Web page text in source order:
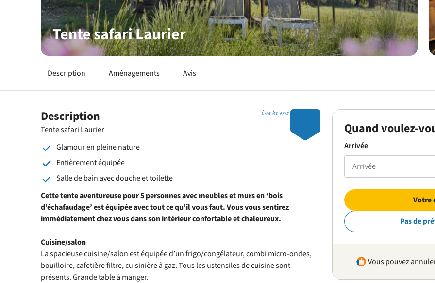
Tente safari Laurier
Description Aménagements Avis
Lire les avis
Description
Tente safari Laurier
Glamour en pleine nature
Entièrement équipée
Salle de bain avec douche et toilette
Cette tente aventureuse pour 5 personnes avec meubles et murs en ‘bois
d’échafaudage’ est équipée avec tout ce qu’il vous faut. Vous vous sentirez
immédiatement chez vous dans son intérieur confortable et chaleureux.
Cuisine/salon
La spacieuse cuisine/salon est équipée d’un frigo/congélateur, combi micro-ondes,
bouilloire, cafetière filtre, cuisinière à gaz. Tous les ustensiles de cuisine sont
présents. Grande table à manger.
Quand voulez-
Arrivée
Votre
Pas de
Vous pouvez